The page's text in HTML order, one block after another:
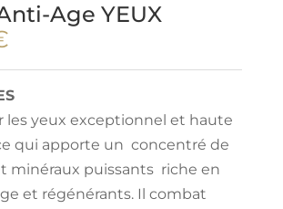
Age YEUX
les yeux exceptionnel et haute
qui apporte un concentré de
minéraux puissants riche en
et régénérants. Il combat